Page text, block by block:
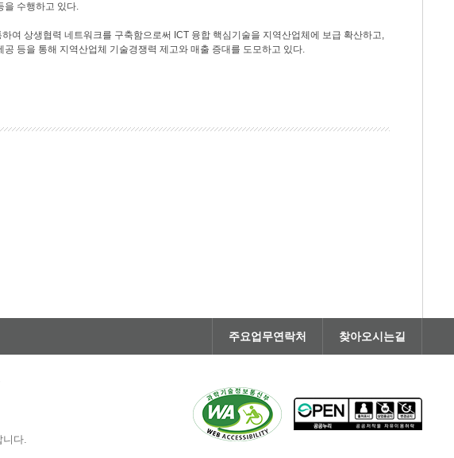
을 수행하고 있다.
여 상생협력 네트워크를 구축함으로써 ICT 융합 핵심기술을 지역산업체에 보급 확산하고,
등을 통해 지역산업체 기술경쟁력 제고와 매출 증대를 도모하고 있다.
주요업무연락처 찾아오시는길
니다.